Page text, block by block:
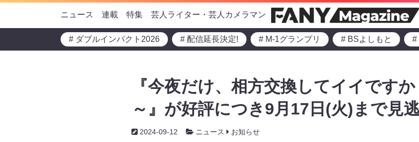
ニュース 連載 特集 芸人ライター・芸人カメラマン
# ダブルインパクト2026 # 配信延長決定! # M-1グランプリ # BSよしもと #
『今夜だけ、相方交換してイイです
～』が好評につき9月17日(火)まで見
2024-09-12 ニュース お知らせ